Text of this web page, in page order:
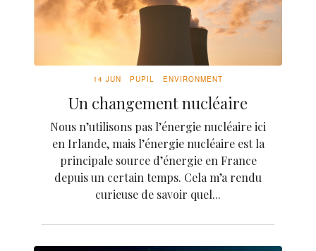
14 JUN PUPIL ENVIRONMENT
Un changement nucléaire
Nous n’utilisons pas l’énergie nucléaire ici
en Irlande, mais l’énergie nucléaire est la
principale source d’énergie en France
depuis un certain temps. Cela m’a rendu
curieuse de savoir quel...